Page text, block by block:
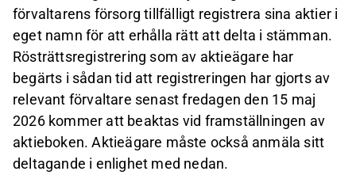
förvaltarens försorg tillfälligt registrera sina aktier i
eget namn för att erhålla rätt att delta i stämman.
Rösträttsregistrering som av aktieägare har
begärts i sådan tid att registreringen har gjorts av
relevant förvaltare senast fredagen den 15 maj
2026 kommer att beaktas vid framställningen av
aktieboken. Aktieägare måste också anmäla sitt
deltagande i enlighet med nedan.